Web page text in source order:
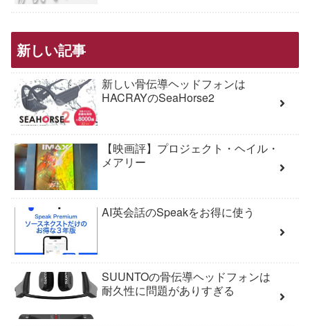
新しい記事
新しい骨伝導ヘッドフォンは
HACRAYのSeaHorse2
【映画評】プロジェクト・ヘイル・
メアリー
AI英会話のSpeakをお得に使う
SUUNTOの骨伝導ヘッドフォンは
耐久性に問題がありすぎる